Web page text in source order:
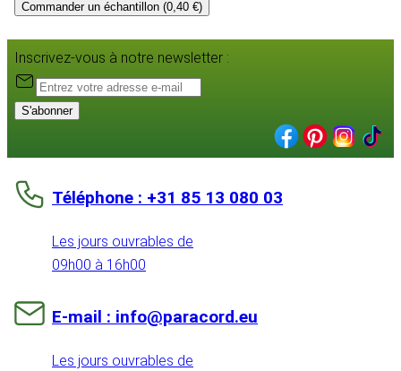
Commander un échantillon (0,40 €)
Inscrivez-vous à notre newsletter :
S'abonner
Téléphone : +31 85 13 080 03
Les jours ouvrables de
09h00 à 16h00
E-mail : info@paracord.eu
Les jours ouvrables de